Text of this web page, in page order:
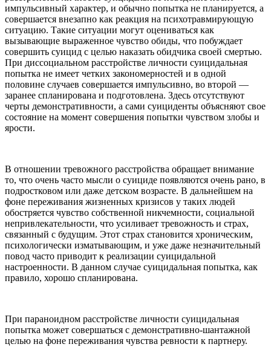
импульсивный характер, и обычно попытка не планируется, а
совершается внезапно как реакция на психотравмирующую
ситуацию. Такие ситуации могут оцениваться как
вызывающие выраженное чувство обиды, что побуждает
совершить суицид с целью наказать обидчика своей смертью.
При диссоциальном расстройстве личности суицидальная
попытка не имеет четких закономерностей и в одной
половине случаев совершается импульсивно, во второй —
заранее спланирована и подготовлена. Здесь отсутствуют
черты демонстративности, а сами суициденты объясняют свое
состояние на момент совершения попытки чувством злобы и
ярости.
В отношении тревожного расстройства обращает внимание
то, что очень часто мысли о суициде появляются очень рано, в
подростковом или даже детском возрасте. В дальнейшем на
фоне переживания жизненных кризисов у таких людей
обостряется чувство собственной никчемности, социальной
непривлекательности, что усиливает тревожность и страх,
связанный с будущим. Этот страх становится хроническим,
психологически изматывающим, и уже даже незначительный
повод часто приводит к реализации суицидальной
настроенности. В данном случае суицидальная попытка, как
правило, хорошо спланирована.
При параноидном расстройстве личности суицидальная
попытка может совершаться с демонстративно-шантажной
целью на фоне переживания чувства ревности к партнеру.